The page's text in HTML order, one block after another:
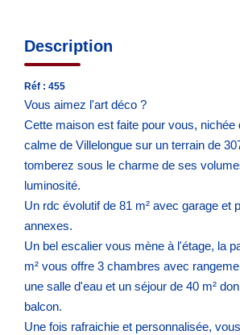
Description
Réf : 455
Vous aimez l'art déco ?
Cette maison est faite pour vous, nichée
calme de Villelongue sur un terrain de
tomberez sous le charme de ses
luminosité.
Un rdc évolutif de 81 m² avec garage et
annexes.
Un bel escalier vous mène à l'étage, la
m² vous offre 3 chambres avec
une salle d'eau et un séjour de 40 m²
balcon.
Une fois rafraichie et personnalisée,